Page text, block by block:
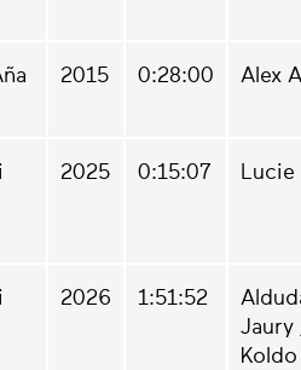
2015 0:28:00 Alex
2025 0:15:07 Lucie
2026 1:51:52
Jaury